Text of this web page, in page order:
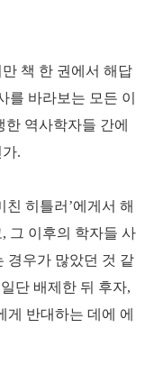
책 한 권에서 해답
를 바라보는 모든 이
역사학자들 간에
.
히틀러’에게서 해
그 이후의 학자들 사
경우가 많았던 것 같
단 배제한 뒤 후자,
게 반대하는 데에 에